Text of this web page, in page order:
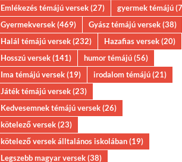
Emlékezés témájú versek(27) gyermek témájú
Gyermekversek(469) Gyász témájú versek(38)
Halál témájú versek(232) Hazafias versek(20)
Hosszú versek(141) humor témájú(56)
Ima témájú versek(19) irodalom témájú(21)
Játék témájú versek(23)
Kedvesemnek témájú versek(26)
kötelező versek(23)
kötelező versek álltalános iskolában(19)
Legszebb magyar versek(38)